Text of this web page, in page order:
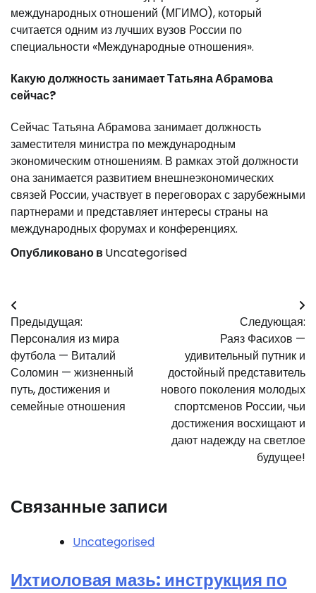
международных отношений (МГИМО), который
считается одним из лучших вузов России по
специальности «Международные отношения».
Какую должность занимает Татьяна Абрамова
сейчас?
Сейчас Татьяна Абрамова занимает должность
заместителя министра по международным
экономическим отношениям. В рамках этой должности
она занимается развитием внешнеэкономических
связей России, участвует в переговорах с зарубежными
партнерами и представляет интересы страны на
международных форумах и конференциях.
Опубликовано вUncategorised
Навигация
по
записям
Предыдущая:
Персоналия из мира
футбола — Виталий
Соломин — жизненный
путь, достижения и
семейные отношения
Следующая:
Раяз Фасихов —
удивительный путник и
достойный представитель
нового поколения молодых
спортсменов России, чьи
достижения восхищают и
дают надежду на светлое
будущее!
Связанные записи
Uncategorised
Ихтиоловая мазь: инструкция по